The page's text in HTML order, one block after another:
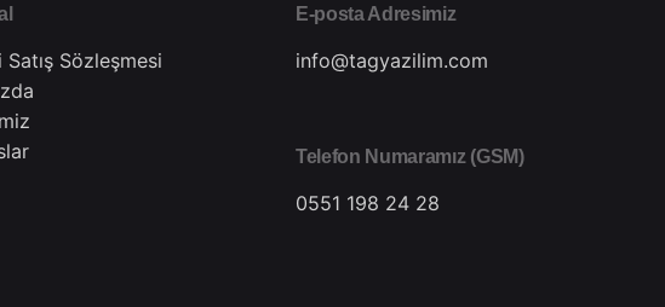
Sözleşmesi
E-posta Adresimiz
info@tagyazilim.com
Telefon Numaramız (GSM)
0551 198 24 28